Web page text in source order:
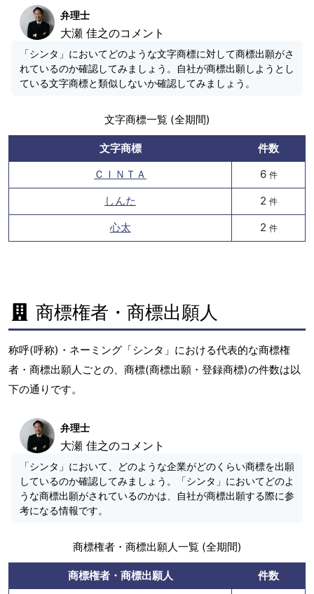
弁理士
大瀬 佳之のコメント
「シンタ」においてどのような文字商標に対して商標出願がさ
れているのか確認してみましょう。自社が商標出願しようとし
ている文字商標と類似しないか確認してみましょう。
文字商標一覧 (全期間)
文字商標
件数
ＣＩＮＴＡ
6 件
しんた 2 件
心太 2 件
商標権者・商標出願人
称呼(呼称)・ネーミング「シンタ」における代表的な商標権
者・商標出願人ごとの、商標(商標出願・登録商標)の件数は以
下の通りです。
弁理士
大瀬 佳之のコメント
「シンタ」において、どのような企業がどのくらい商標を出願
しているのか確認してみましょう。「シンタ」においてどのよ
うな商標出願がされているのかは、自社が商標出願する際に参
考になる情報です。
商標権者・商標出願人一覧 (全期間)
商標権者・商標出願人
件数